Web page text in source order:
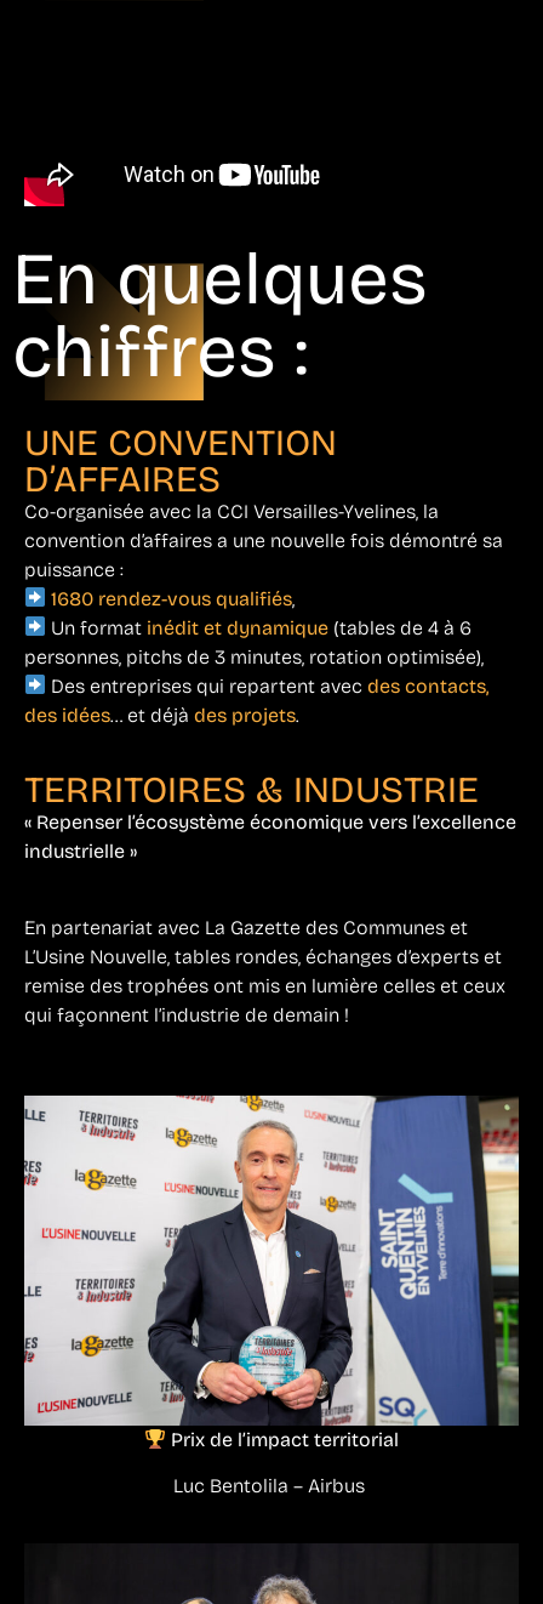
En quelques
chiffres :
UNE CONVENTION
D’AFFAIRES
Co-organisée avec la CCI Versailles-Yvelines, la
convention d’affaires a une nouvelle fois démontré sa
puissance :
1680 rendez-vous qualifiés,
Un format inédit et dynamique (tables de 4 à 6
personnes, pitchs de 3 minutes, rotation optimisée),
Des entreprises qui repartent avecdes contacts,
des idées… et déjà des projets.
TERRITOIRES & INDUSTRIE
« Repenser l’écosystème économique vers l’excellence
industrielle »
En partenariat avec La Gazette des Communes et
L’Usine Nouvelle, tables rondes, échanges d’experts et
remise des trophées ont mis en lumière celles et ceux
qui façonnent l’industrie de demain !
Prix de l’impact territorial
Luc Bentolila – Airbus